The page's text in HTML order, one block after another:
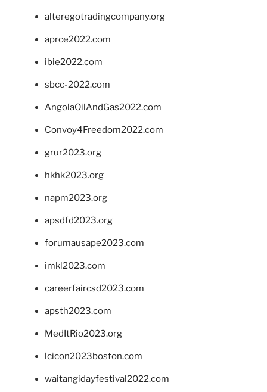
alteregotradingcompany.org
aprce2022.com
ibie2022.com
sbcc-2022.com
AngolaOilAndGas2022.com
Convoy4Freedom2022.com
grur2023.org
hkhk2023.org
napm2023.org
apsdfd2023.org
forumausape2023.com
imkl2023.com
careerfaircsd2023.com
apsth2023.com
MedItRio2023.org
lcicon2023boston.com
waitangidayfestival2022.com